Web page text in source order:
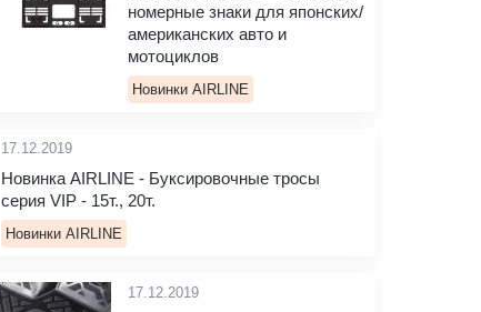
номерные знаки для японских/
американских авто и
мотоциклов
Новинки AIRLINE
17.12.2019
Новинка AIRLINE - Буксировочные тросы
серия VIP - 15т., 20т.
Новинки AIRLINE
17.12.2019